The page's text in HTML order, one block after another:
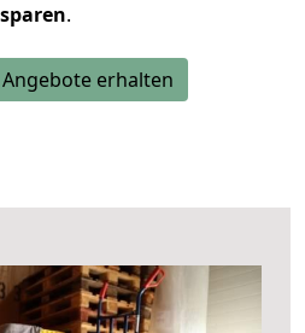
sparen.
erhalten